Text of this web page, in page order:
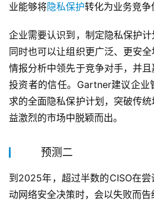
业能够将隐私保护转化为业务竞争
企业需要认识到，制定隐私保护计
同时也可以让组织更广泛、更安
情报分析中领先于竞争对手，并
投资者的信任。Gartner建议企业
求的全面隐私保护计划，突破传
益激烈的市场中脱颖而出。
预测二
到2025年，超过半数的CISO在
动网络安全决策时，会以失败而告